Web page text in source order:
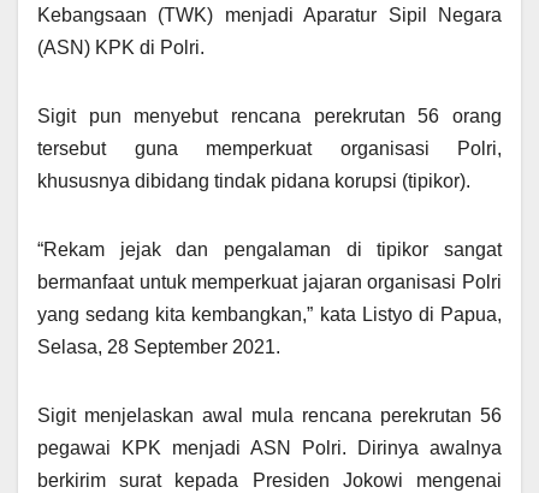
Kebangsaan (TWK) menjadi Aparatur Sipil Negara
(ASN) KPK di Polri.
Sigit pun menyebut rencana perekrutan 56 orang
tersebut guna memperkuat organisasi Polri,
khususnya dibidang tindak pidana korupsi (tipikor).
“Rekam jejak dan pengalaman di tipikor sangat
bermanfaat untuk memperkuat jajaran organisasi Polri
yang sedang kita kembangkan,” kata Listyo di Papua,
Selasa, 28 September 2021.
Sigit menjelaskan awal mula rencana perekrutan 56
pegawai KPK menjadi ASN Polri. Dirinya awalnya
berkirim surat kepada Presiden Jokowi mengenai